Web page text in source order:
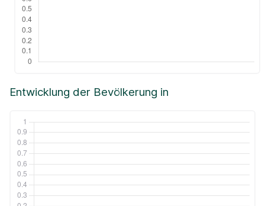
Entwicklung der Bevölkerung in